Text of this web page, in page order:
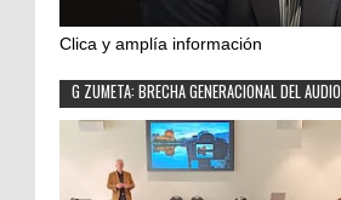
Clica y amplía información
G ZUMETA: BRECHA GENERACIONAL DEL AUDIO